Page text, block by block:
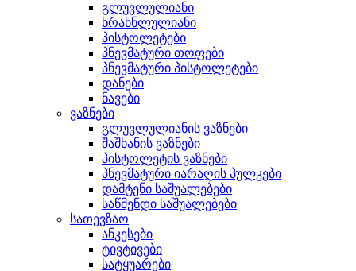
გლუვლულიანი
ხრახნლულიანი
პისტოლეტები
პნევმატური თოფები
პნევმატური პისტოლეტები
დანები
ნავები
ვაზნები
გლუვლულიანის ვაზნები
შაშხანის ვაზნები
პისტოლეტის ვაზნები
პნევმატური იარაღის პულკები
დამტენი საშუალებები
საწმენდი საშუალებები
სათევზაო
ანკესები
ტივტივები
სატყუარები